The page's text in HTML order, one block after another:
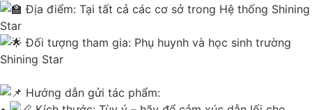
Địa điểm: Tại tất cả các cơ sở trong Hệ thống Shining
Star
Đối tượng tham gia: Phụ huynh và học sinh trường
Shining Star
Hướng dẫn gửi tác phẩm: